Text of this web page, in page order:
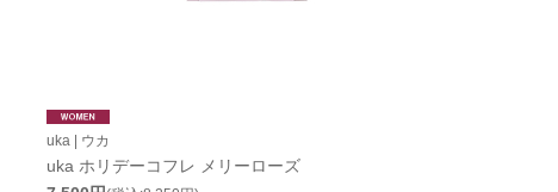
uka | ウカ
uka ホリデーコフレ メリーローズ